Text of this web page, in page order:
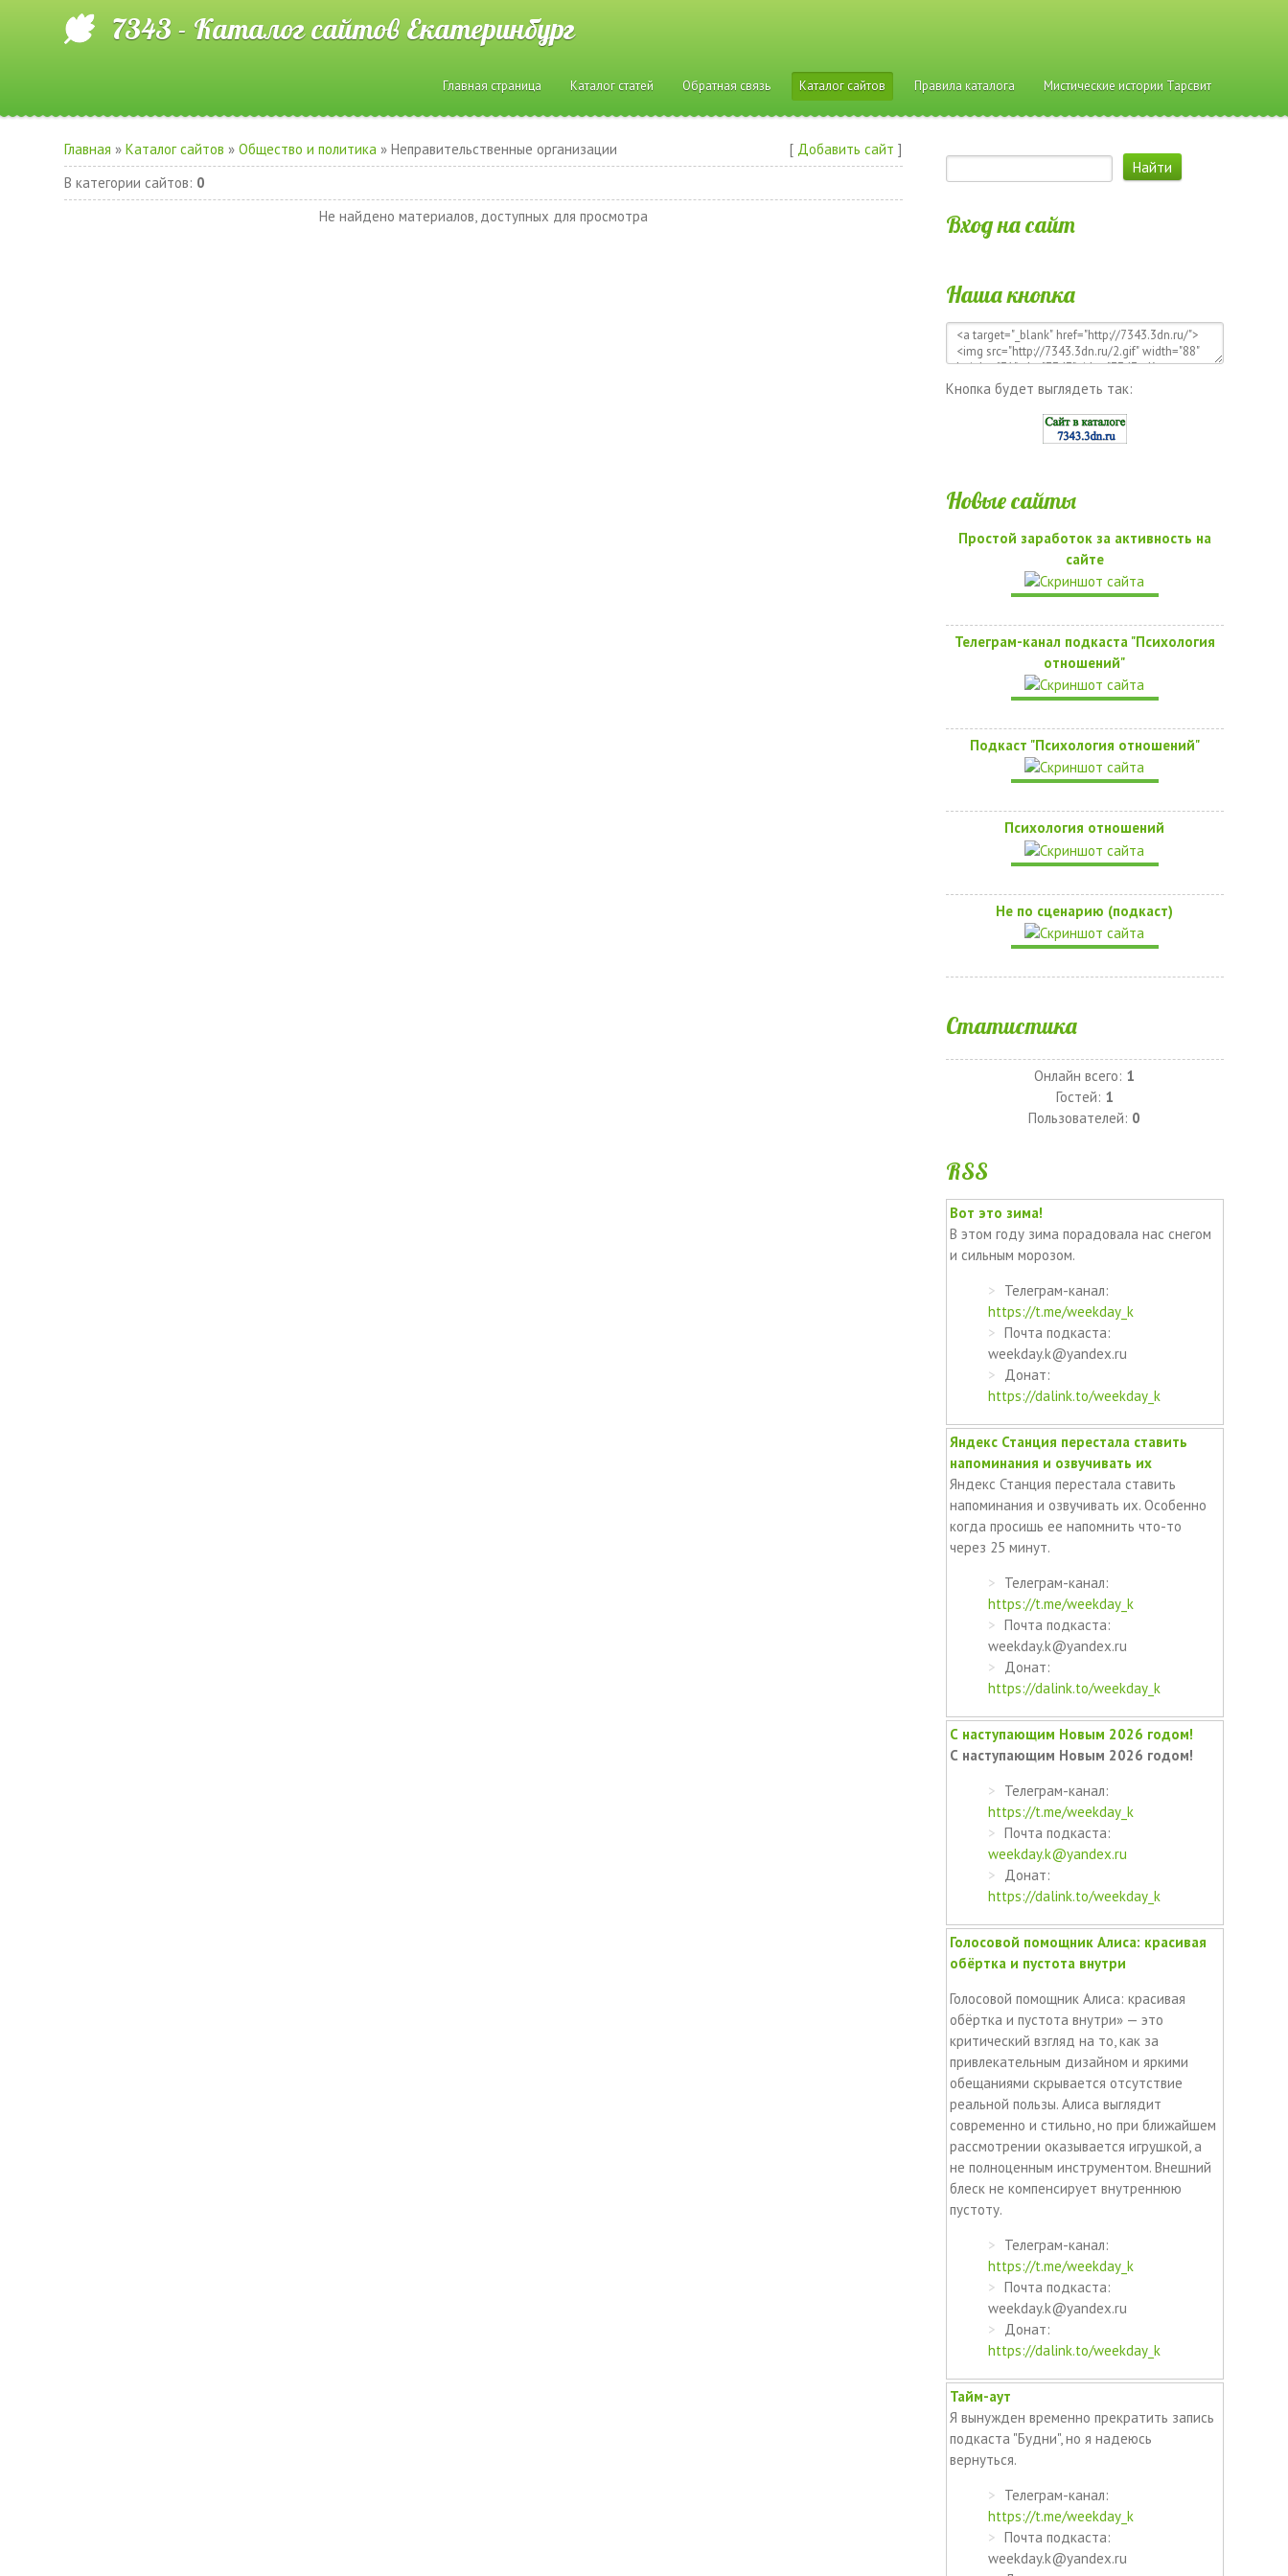
7343 - Каталог сайтов Екатеринбург
Главная страница Каталог статей Обратная связь Каталог сайтов Правила каталога Мистические истории Тарсвит
Главная »Каталог сайтов »Общество и политика » Неправительственные организации [ Добавить сайт ]
В категории сайтов: 0
Не найдено материалов, доступных для просмотра
Вход на сайт
Наша кнопка
Кнопка будет выглядеть так:
Новые сайты
Простой заработок за активность на
сайте
Телеграм-канал подкаста "Психология
отношений"
Подкаст "Психология отношений"
Психология отношений
Не по сценарию (подкаст)
Статистика
Онлайн всего: 1
Гостей: 1
Пользователей: 0
RSS
Вот это зима!
В этом году зима порадовала нас снегом
и сильным морозом.
Телеграм-канал:
https://t.me/weekday_k
Почта подкаста:
weekday.k@yandex.ru
Донат:
https://dalink.to/weekday_k
Яндекс Станция перестала ставить
напоминания и озвучивать их
Яндекс Станция перестала ставить
напоминания и озвучивать их. Особенно
когда просишь ее напомнить что-то
через 25 минут.
Телеграм-канал:
https://t.me/weekday_k
Почта подкаста:
weekday.k@yandex.ru
Донат:
https://dalink.to/weekday_k
С наступающим Новым 2026 годом!
С наступающим Новым 2026 годом!
Телеграм-канал:
https://t.me/weekday_k
Почта подкаста:
weekday.k@yandex.ru
Донат:
https://dalink.to/weekday_k
Голосовой помощник Алиса: красивая
обёртка и пустота внутри
Голосовой помощник Алиса: красивая
обёртка и пустота внутри» — это
критический взгляд на то, как за
привлекательным дизайном и яркими
обещаниями скрывается отсутствие
реальной пользы. Алиса выглядит
современно и стильно, но при ближайшем
рассмотрении оказывается игрушкой, а
не полноценным инструментом. Внешний
блеск не компенсирует внутреннюю
пустоту.
Телеграм-канал:
https://t.me/weekday_k
Почта подкаста:
weekday.k@yandex.ru
Донат:
https://dalink.to/weekday_k
Тайм-аут
Я вынужден временно прекратить запись
подкаста "Будни", но я надеюсь
вернуться.
Телеграм-канал:
https://t.me/weekday_k
Почта подкаста:
weekday.k@yandex.ru